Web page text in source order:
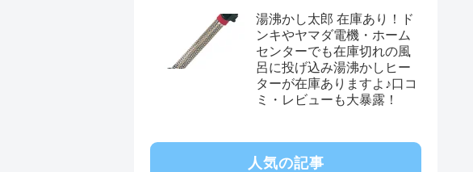
湯沸かし太郎 在庫あり！ド
ンキやヤマダ電機・ホーム
センターでも在庫切れの風
呂に投げ込み湯沸かしヒー
ターが在庫ありますよ♪口コ
ミ・レビューも大暴露！
人気の記事